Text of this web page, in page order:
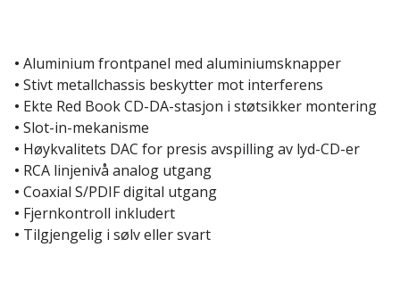
• Aluminium frontpanel med aluminiumsknapper
• Stivt metallchassis beskytter mot interferens
• Ekte Red Book CD-DA-stasjon i støtsikker montering
• Slot-in-mekanisme
• Høykvalitets DAC for presis avspilling av lyd-CD-er
• RCA linjenivå analog utgang
• Coaxial S/PDIF digital utgang
• Fjernkontroll inkludert
• Tilgjengelig i sølv eller svart